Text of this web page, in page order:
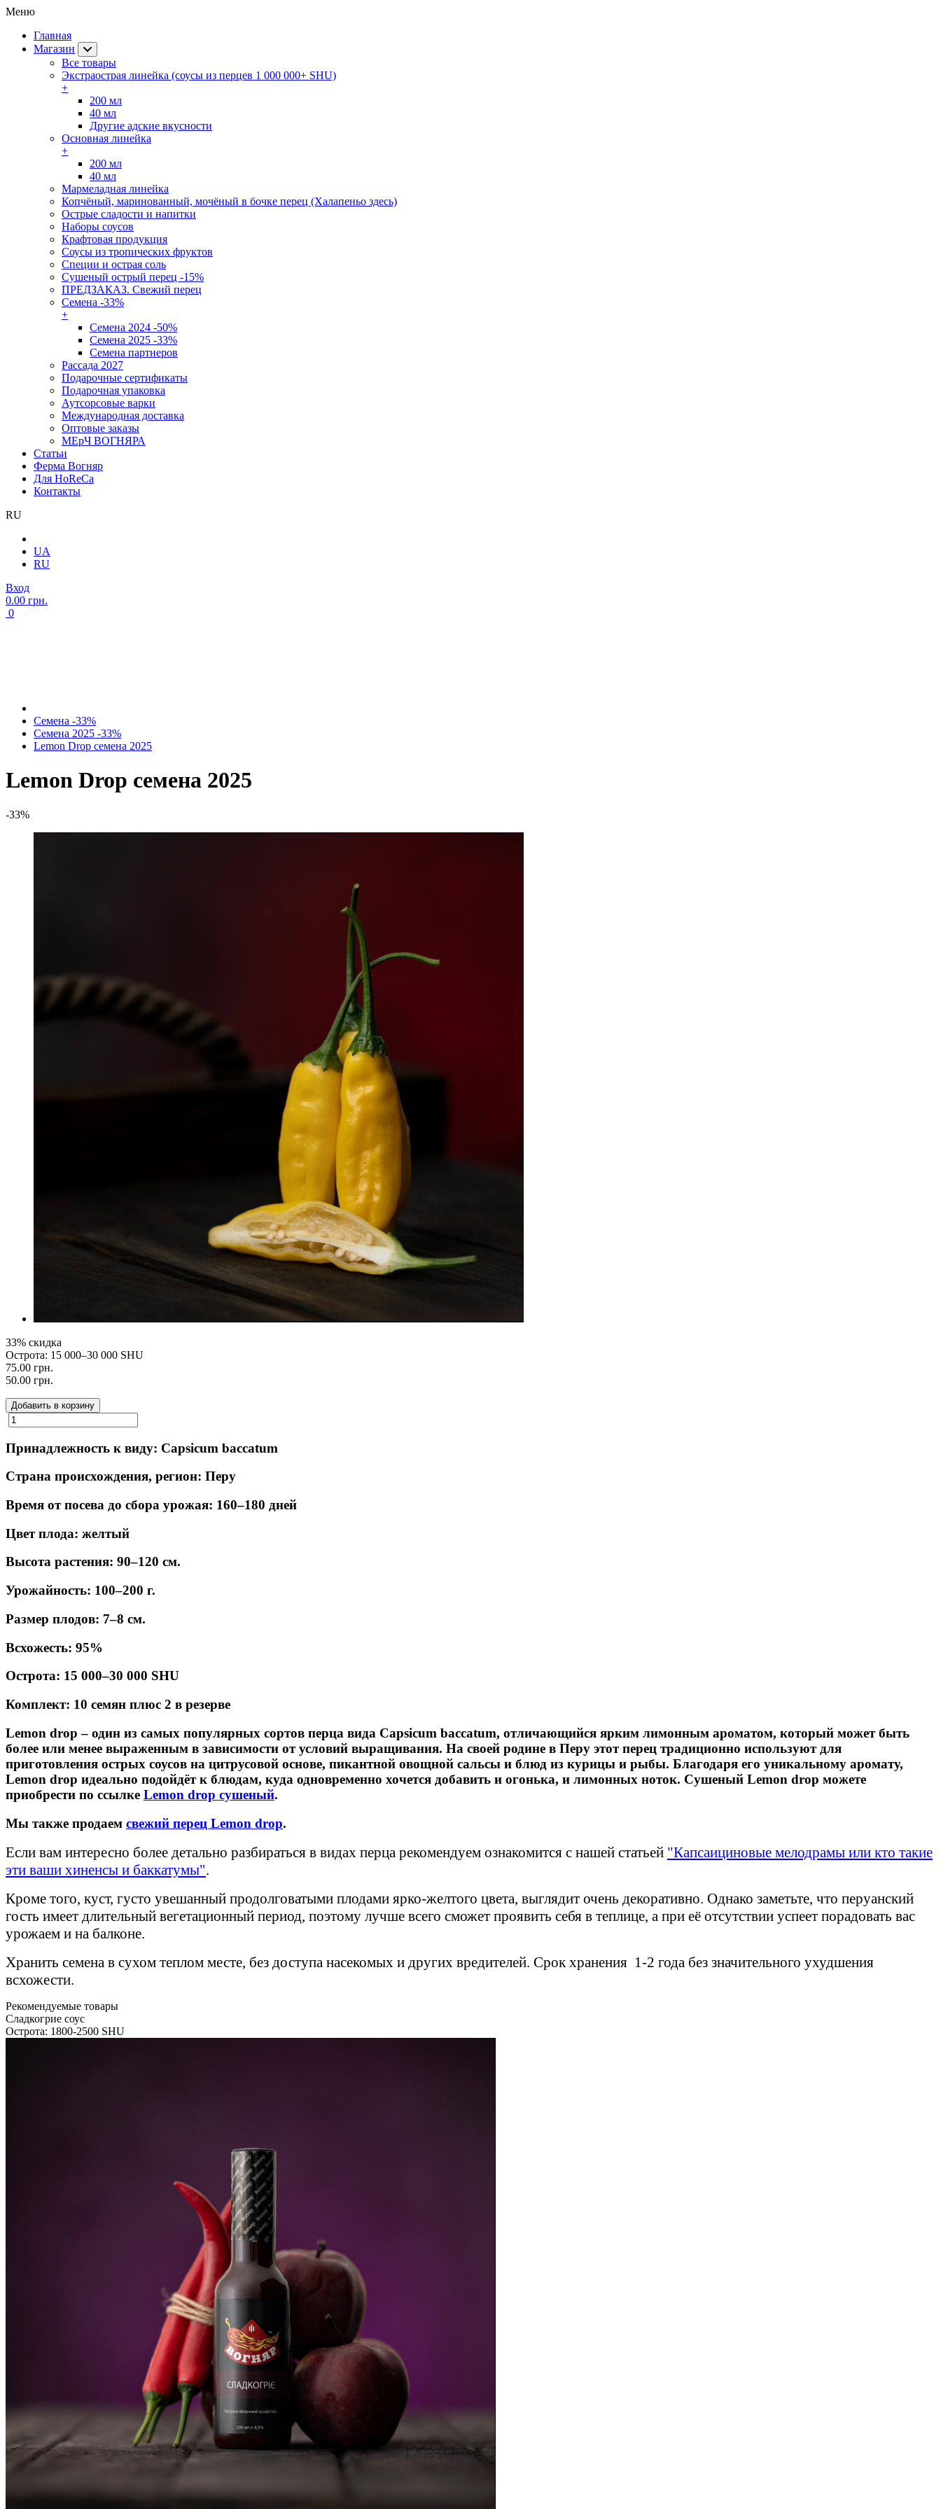
Меню
Главная
Магазин
Все товары
Экстраострая линейка (соусы из перцев 1 000 000+ SHU)
+
200 мл
40 мл
Другие адские вкусности
Основная линейка
+
200 мл
40 мл
Мармеладная линейка
Копчёный, маринованный, мочёный в бочке перец (Халапеньо здесь)
Острые сладости и напитки
Наборы соусов
Крафтовая продукция
Cоусы из тропических фруктов
Специи и острая соль
Сушеный острый перец -15%
ПРЕДЗАКАЗ. Свежий перец
Семена -33%
+
Семена 2024 -50%
Семена 2025 -33%
Семена партнеров
Рассада 2027
Подарочные сертификаты
Подарочная упаковка
Аутсорсовые варки
Международная доставка
Оптовые заказы
МЕрЧ ВОГНЯРА
Статьи
Ферма Вогняр
Для HoReCa
Контакты
RU
UA
RU
Вход
0.00 грн.
0
Семена -33%
Семена 2025 -33%
Lemon Drop семена 2025
Lemon Drop семена 2025
-33%
33% скидка
Острота: 15 000–30 000 SHU
75.00 грн.
50.00 грн.
Добавить в корзину
Принадлежность к виду: Capsicum baccatum
Страна происхождения, регион: Перу
Время от посева до сбора урожая: 160–180 дней
Цвет плода: желтый
Высота растения: 90–120 см.
Урожайность: 100–200 г.
Размер плодов: 7–8 см.
Всхожесть: 95%
Острота: 15 000–30 000 SHU
Комплект: 10 семян плюс 2 в резерве
Lemon drop – один из самых популярных сортов перца вида Capsicum bаccatum, отличающийся ярким лимонным ароматом, который может быть
более или менее выраженным в зависимости от условий выращивания. На своей родине в Перу этот перец традиционно используют для
приготовления острых соусов на цитрусовой основе, пикантной овощной сальсы и блюд из курицы и рыбы. Благодаря его уникальному аромату,
Lemon drop идеально подойдёт к блюдам, куда одновременно хочется добавить и огонька, и лимонных ноток. Сушеный Lemon drop можете
приобрести по ссылке Lemon drop сушеный.
Мы также продаем свежий перец Lemon drop.
Если вам интересно более детально разбираться в видах перца рекомендуем ознакомится с нашей статьей "Капсаициновые мелодрамы или кто такие
эти ваши хиненсы и баккатумы".
Кроме того, куст, густо увешанный продолговатыми плодами ярко-желтого цвета, выглядит очень декоративно. Однако заметьте, что перуанский
гость имеет длительный вегетационный период, поэтому лучше всего сможет проявить себя в теплице, а при её отсутствии успеет порадовать вас
урожаем и на балконе.
Хранить семена в сухом теплом месте, без доступа насекомых и других вредителей. Срок хранения 1-2 года без значительного ухудшения
всхожести.
Рекомендуемые товары
Сладкогрие соус
Острота: 1800-2500 SHU